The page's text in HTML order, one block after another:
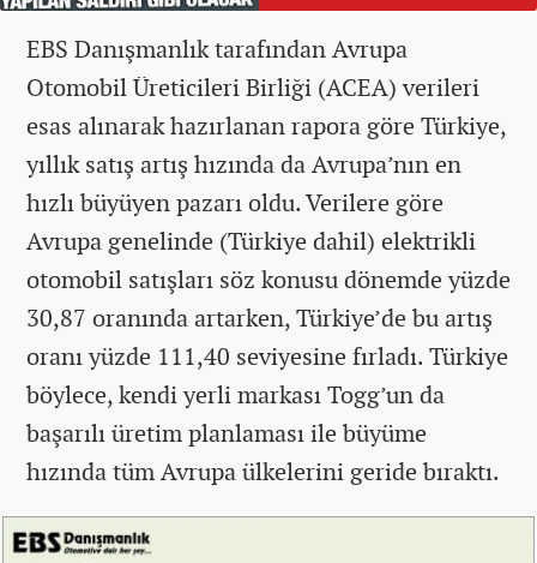
EBS Danışmanlık tarafından Avrupa
Otomobil Üreticileri Birliği (ACEA) verileri
esas alınarak hazırlanan rapora göre Türkiye,
yıllık satış artış hızında da Avrupa’nın en
hızlı büyüyen pazarı oldu. Verilere göre
Avrupa genelinde (Türkiye dahil) elektrikli
otomobil satışları söz konusu dönemde yüzde
30,87 oranında artarken, Türkiye’de bu artış
oranı yüzde 111,40 seviyesine fırladı. Türkiye
böylece, kendi yerli markası Togg’un da
başarılı üretim planlaması ile büyüme
hızında tüm Avrupa ülkelerini geride bıraktı.